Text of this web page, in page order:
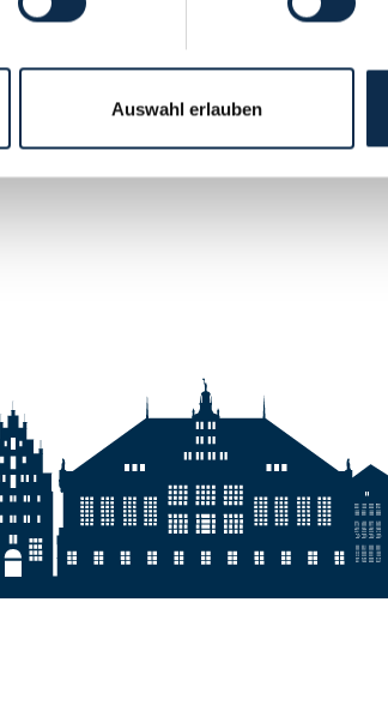
Auswahl erlauben